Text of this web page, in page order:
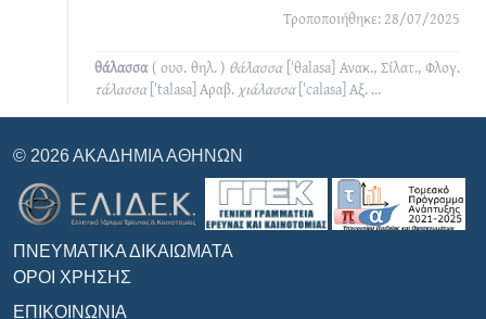
Τροποποιήθηκε: 28/07/2025
θάλασσα ( ουσ. θηλ. ) θάλασσα [ˈθalasa] Ανακ., Σίλατ., Φλογ.
τάλασσα [ˈtalasa] Αραβ. χιάλασσα [ˈcalasa] Αξ. ...
© 2026 ΑΚΑΔΗΜΊΑ ΑΘΗΝΏΝ
ΠΝΕΥΜΑΤΙΚΆ ΔΙΚΑΙΏΜΑΤΑ
ΌΡΟΙ ΧΡΉΣΗΣ
ΕΠΙΚΟΙΝΩΝΊΑ